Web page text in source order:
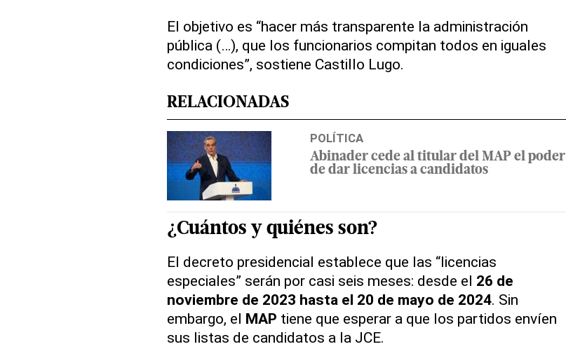
El objetivo es “hacer más transparente la administración
pública (…), que los funcionarios compitan todos en iguales
condiciones”, sostiene Castillo Lugo.
RELACIONADAS
POLÍTICA
Abinader cede al titular del MAP el poder
de dar licencias a candidatos
¿Cuántos y quiénes son?
El decreto presidencial establece que las “licencias
especiales” serán por casi seis meses: desde el 26 de
noviembre de 2023 hasta el 20 de mayo de 2024. Sin
embargo, el MAP tiene que esperar a que los partidos envíen
sus listas de candidatos a la JCE.